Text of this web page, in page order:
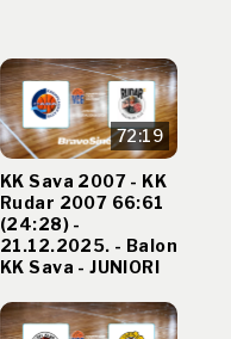
72:19
KK Sava 2007 - KK
Rudar 2007 66:61
(24:28) -
21.12.2025. - Balon
KK Sava - JUNIORI